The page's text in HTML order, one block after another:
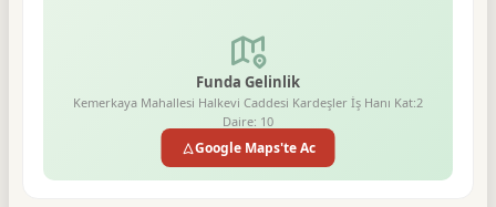
Funda Gelinlik
Kemerkaya Mahallesi Halkevi Caddesi Kardeşler İş Hanı Kat:2
Daire: 10
Google Maps'te Ac